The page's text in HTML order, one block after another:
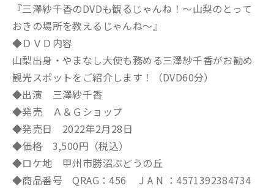
『三澤紗千香のDVDも観るじゃんね！～山梨のとって
おきの場所を教えるじゃんね～』
◆ＤＶＤ内容
山梨出身・やまなし大使も務める三澤紗千香がお勧め
観光スポットをご紹介します！（DVD60分）
◆出演 三澤紗千香
◆発売 Ａ＆Ｇショップ
◆発売日 2022年2月28日
◆価格 3,500円（税込）
◆ロケ地 甲州市勝沼ぶどうの丘
◆商品番号 QRAG：456 J A N ：4571392384734